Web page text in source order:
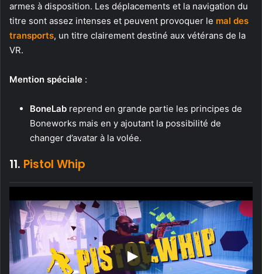
armes à disposition. Les déplacements et la navigation du
titre sont assez intenses et peuvent provoquer le mal des
transports, un titre clairement destiné aux vétérans de la
VR.
Mention spéciale :
BoneLab reprend en grande partie les principes de
Boneworks mais en y ajoutant la possibilité de
changer d’avatar à la volée.
11. Pistol Whip